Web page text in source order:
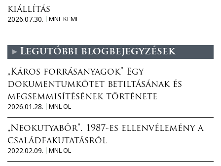
kiállítás
2026.07.30.
MNL KEML
Legutóbbi blogbejegyzések
„Káros forrásanyagok” Egy
dokumentumkötet betiltásának és
megsemmisítésének története
2026.01.28.
MNL OL
„Neokutyabőr”. 1987-es ellenvélemény a
családfakutatásról
2022.02.09.
MNL OL